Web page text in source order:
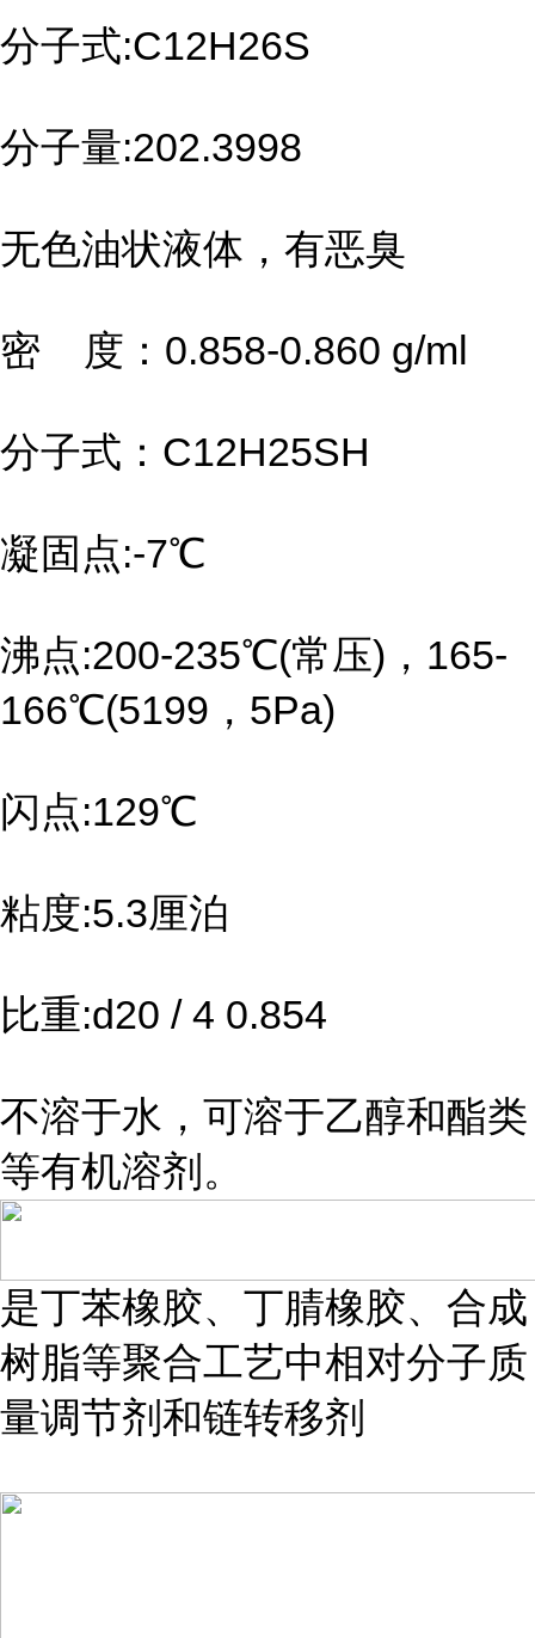
分子式:C12H26S
分子量:202.3998
无色油状液体，有恶臭
密 度：0.858-0.860 g/ml
分子式：C12H25SH
凝固点:-7℃
沸点:200-235℃(常压)，165-
166℃(5199，5Pa)
闪点:129℃
粘度:5.3厘泊
比重:d20 / 4 0.854
不溶于水，可溶于乙醇和酯类
等有机溶剂。
是丁苯橡胶、丁腈橡胶、合成
树脂等聚合工艺中相对分子质
量调节剂和链转移剂